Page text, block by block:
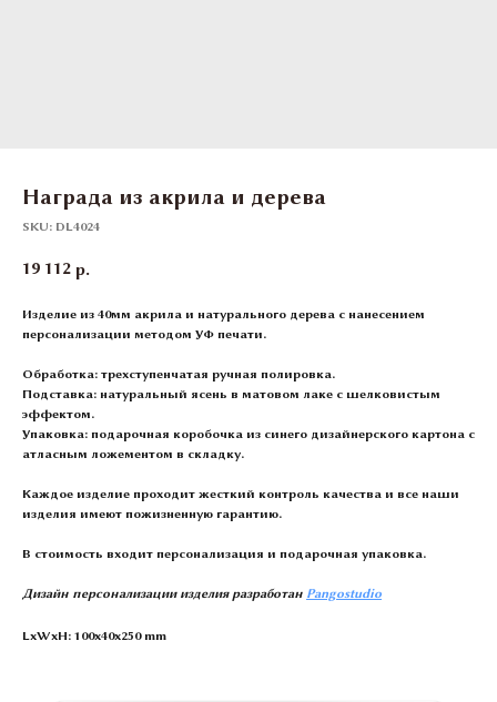
Награда из акрила и дерева
SKU: DL4024
19 112 р.
Изделие из 40мм акрила и натурального дерева с нанесением
персонализации методом УФ печати.
Обработка: трехступенчатая ручная полировка.
Подставка: натуральный ясень в матовом лаке с шелковистым
эффектом.
Упаковка: подарочная коробочка из синего дизайнерского картона с
атласным ложементом в складку.
Каждое изделие проходит жесткий контроль качества и все наши
изделия имеют пожизненную гарантию.
В стоимость входит персонализация и подарочная упаковка.
Дизайн персонализации изделия разработан Pangostudio
LxWxH: 100x40x250 mm